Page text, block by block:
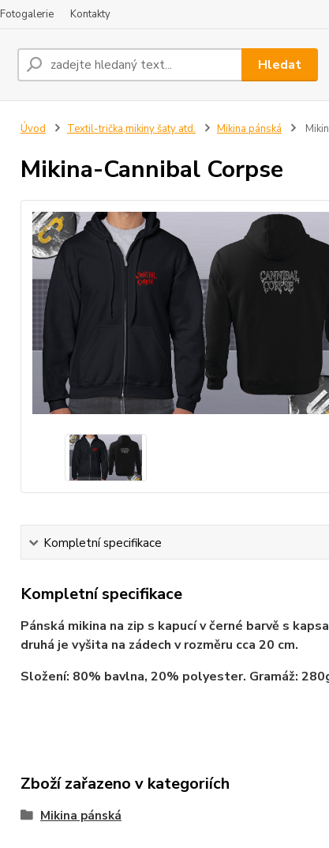
Fotogalerie Kontakty
Hledat
Úvod Textil-trička,mikiny šaty atd. Mikina pánská
Mikina-Cannibal Corpse
Kompletní specifikace
Kompletní specifikace
Pánská mikina na zip s kapucí v černé barvě s
druhá je vyšita na zádech v rozměru cca 20 cm.
Složení: 80% bavlna, 20% polyester. Gramáž:
Zboží zařazeno v kategoriích
Mikina pánská